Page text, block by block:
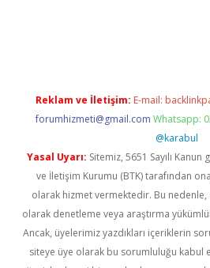
Reklam ve İletişim: E-mail:
forumhizmeti@gmail.com Whatsapp:
@karabul
Yasal Uyarı: Sitemiz, 5651 Sayılı
ve İletişim Kurumu (BTK) tarafından
olarak hizmet vermektedir. Bu
olarak denetleme veya araştırma
Ancak, üyelerimiz yazdıkları içeriklerin
siteye üye olarak bu sorumluluğu kabul